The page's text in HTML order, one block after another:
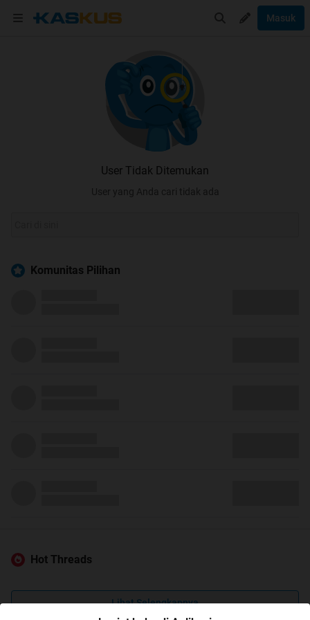
Masuk
User Tidak Ditemukan
User yang Anda cari tidak ada
Komunitas Pilihan
Hot Threads
Lihat Selengkapnya